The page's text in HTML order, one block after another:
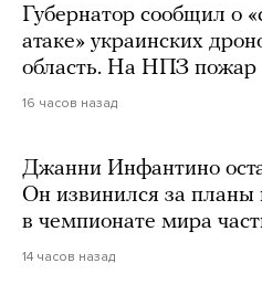
Губернатор сообщил о
атаке» украинских
область. На НПЗ пожар
16 часов назад
Джанни Инфантино
Он извинился за планы
в чемпионате мира
14 часов назад